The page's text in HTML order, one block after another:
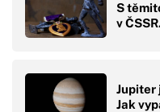
S
v
Jupiter
Jak